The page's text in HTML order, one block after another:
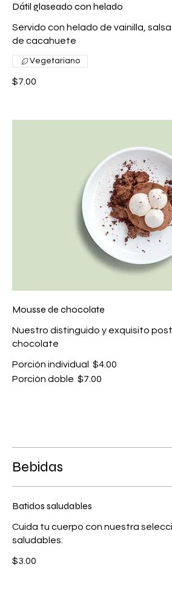
Dátil glaseado con helado
Servido con helado de vainilla,
de cacahuete
$7.00
Vegetariano
Mousse de chocolate
Nuestro distinguido y exquisito
chocolate
Porción individual
$4.00
Porción doble $7.00
Bebidas
Batidos saludables
Cuida tu cuerpo con nuestra
saludables.
$3.00